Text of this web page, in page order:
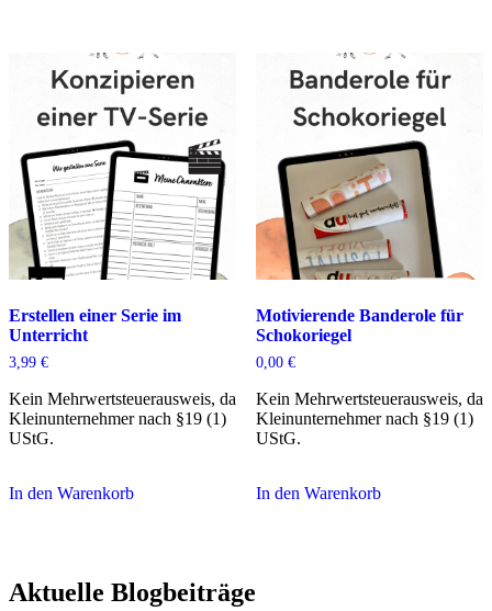
Erstellen einer Serie im
Unterricht
3,99 €
Kein Mehrwertsteuerausweis, da
Kleinunternehmer nach §19 (1)
UStG.
In den Warenkorb
Motivierende Banderole für
Schokoriegel
0,00 €
Kein Mehrwertsteuerausweis, da
Kleinunternehmer nach §19 (1)
UStG.
In den Warenkorb
Aktuelle Blogbeiträge